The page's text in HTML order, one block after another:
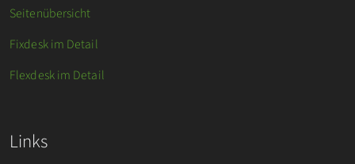
Seitenübersicht
Fixdesk im Detail
Flexdesk im Detail
Links